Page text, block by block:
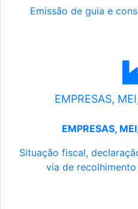
Emissão de guia e
EMPRESAS,
EMPRESAS,
Situação fiscal,
via de recolhimento